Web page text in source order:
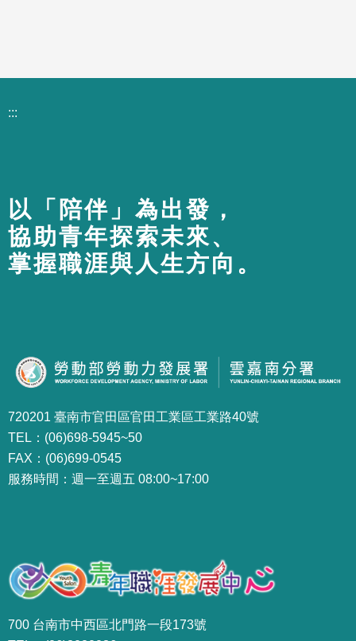
:::
以「陪伴」為出發，
協助青年探索未來、
掌握職涯與人生方向。
720201 臺南市官田區官田工業區工業路40號
TEL：(06)698-5945~50
FAX：(06)699-0545
服務時間：週一至週五 08:00~17:00
700 台南市中西區北門路一段173號